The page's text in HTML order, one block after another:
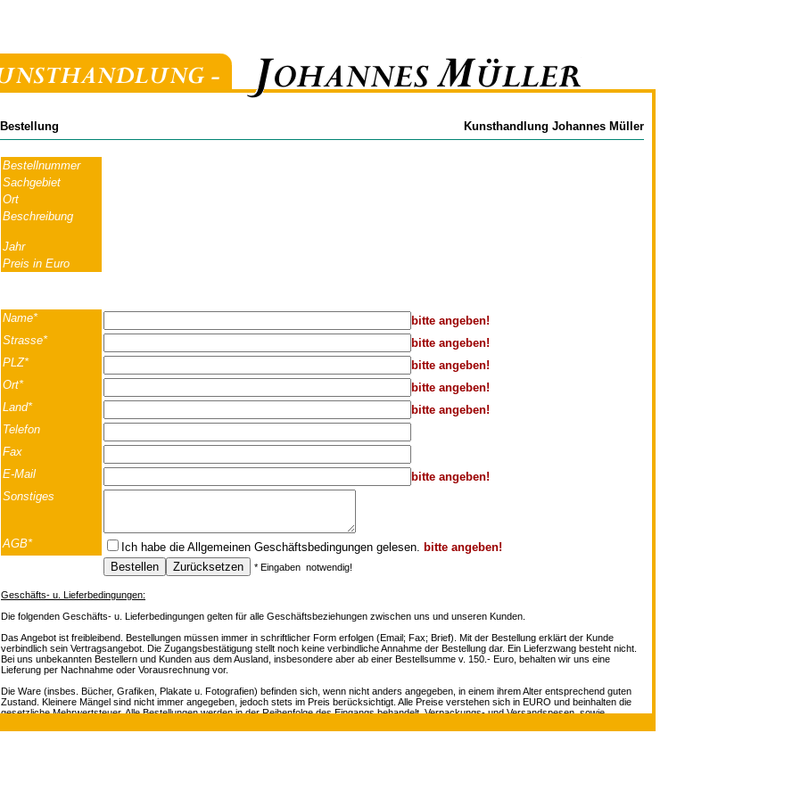
Bestellung Kunsthandlung Johannes Müller
Bestellnummer
Sachgebiet
Ort
Beschreibung
Jahr
Preis in Euro
Name*
bitte angeben!
Strasse*
bitte angeben!
PLZ*
bitte angeben!
Ort*
bitte angeben!
Land*
bitte angeben!
Telefon
Fax
E-Mail
bitte angeben!
Sonstiges
AGB* Ich habe die Allgemeinen Geschäftsbedingungen gelesen. bitte angeben!
* Eingaben notwendig!
Geschäfts- u. Lieferbedingungen:
Die folgenden Geschäfts- u. Lieferbedingungen gelten für alle Geschäftsbeziehungen zwischen uns und unseren Kunden.
Das Angebot ist freibleibend. Bestellungen müssen immer in schriftlicher Form erfolgen (Email; Fax; Brief). Mit der Bestellung erklärt der Kunde
verbindlich sein Vertragsangebot. Die Zugangsbestätigung stellt noch keine verbindliche Annahme der Bestellung dar. Ein Lieferzwang besteht nicht.
Bei uns unbekannten Bestellern und Kunden aus dem Ausland, insbesondere aber ab einer Bestellsumme v. 150.- Euro, behalten wir uns eine
Lieferung per Nachnahme oder Vorausrechnung vor.
Die Ware (insbes. Bücher, Grafiken, Plakate u. Fotografien) befinden sich, wenn nicht anders angegeben, in einem ihrem Alter entsprechend guten
Zustand. Kleinere Mängel sind nicht immer angegeben, jedoch stets im Preis berücksichtigt. Alle Preise verstehen sich in EURO und beinhalten die
gesetzliche Mehrwertsteuer. Alle Bestellungen werden in der Reihenfolge des Eingangs behandelt. Verpackungs- und Versandspesen, sowie
benachrichtigen wir Sie innerhalb von 48 Stunden.